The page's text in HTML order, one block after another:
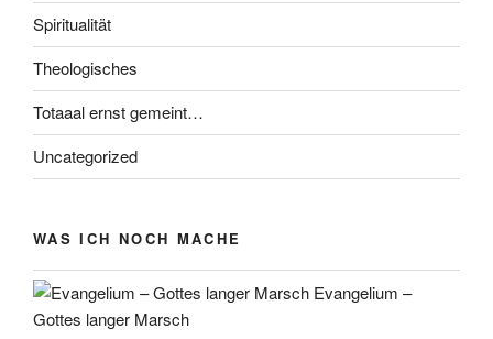
Spiritualität
Theologisches
Totaaal ernst gemeint…
Uncategorized
WAS ICH NOCH MACHE
Evangelium –
Gottes langer Marsch